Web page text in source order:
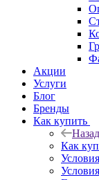
Акции
Услуги
Блог
Бренды
Как купить
Назад
Как